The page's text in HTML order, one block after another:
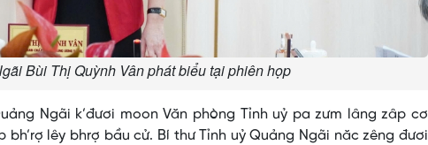
Bùi Thị Quỳnh Vân phát biểu tại phiên họp
Ngãi k’đươi moon Văn phòng Tỉnh uỷ pa zưm lâng zâp cơ
lêy bhrợ bầu cử. Bí thư Tỉnh uỷ Quảng Ngãi năc zêng đươi